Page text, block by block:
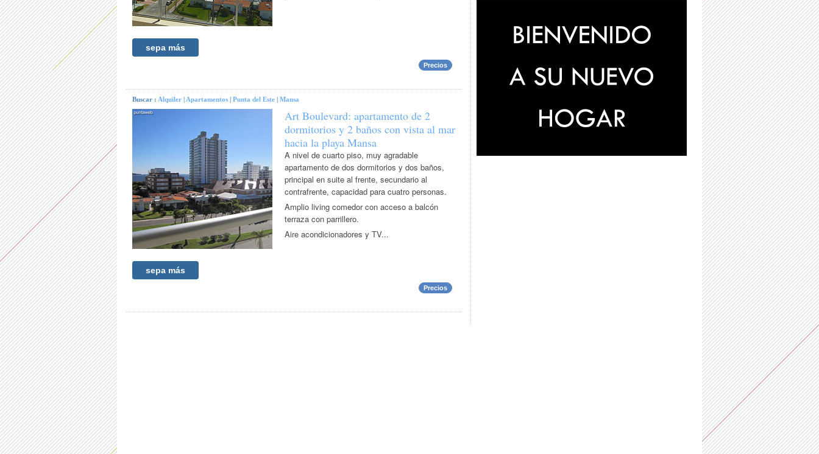
sepa más
Precios
Buscar : Alquiler Apartamentos Punta del Este Mansa
Art Boulevard: apartamento de 2
dormitorios y 2 baños con vista al mar
hacia la playa Mansa
A nivel de cuarto piso, muy agradable
apartamento de dos dormitorios y dos baños,
principal en suite al frente, secundario al
contrafrente, capacidad para cuatro personas.
Amplio living comedor con acceso a balcón
terraza con parrillero.
Aire acondicionadores y TV...
sepa más
Precios